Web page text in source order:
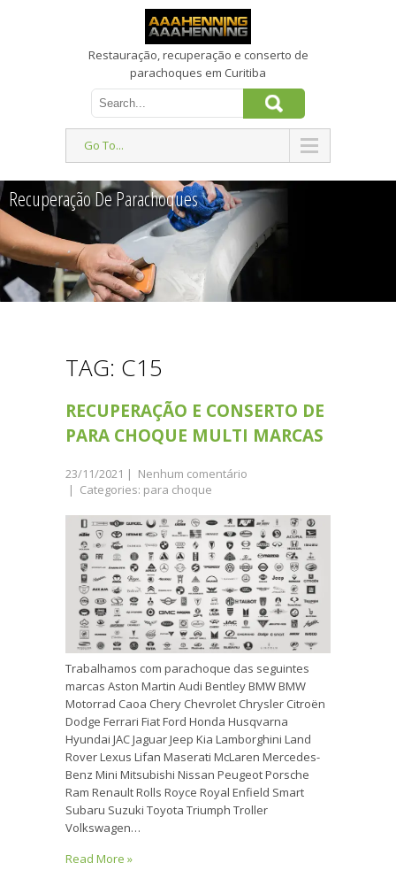
Restauração, recuperação e conserto de
parachoques em Curitiba
Go To...
Recuperação De Parachoques
TAG: C15
RECUPERAÇÃO E CONSERTO DE
PARA CHOQUE MULTI MARCAS
23/11/2021 | Nenhum comentário
| Categories: para choque
Trabalhamos com parachoque das seguintes
marcas Aston Martin Audi Bentley BMW BMW
Motorrad Caoa Chery Chevrolet Chrysler Citroën
Dodge Ferrari Fiat Ford Honda Husqvarna
Hyundai JAC Jaguar Jeep Kia Lamborghini Land
Rover Lexus Lifan Maserati McLaren Mercedes-
Benz Mini Mitsubishi Nissan Peugeot Porsche
Ram Renault Rolls Royce Royal Enfield Smart
Subaru Suzuki Toyota Triumph Troller
Volkswagen…
Read More »